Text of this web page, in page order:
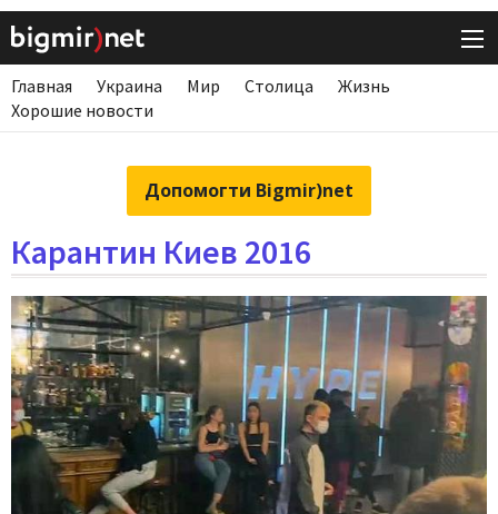
Главная Украина Мир Столица
Жизнь
Хорошие новости
Допомогти Bigmir)net
Карантин Киев 2016